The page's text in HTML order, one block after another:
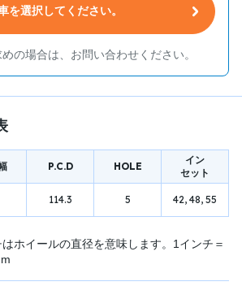
を選択してください。
の場合は、お問い合わせください。
P.C.D HOLE
イン
セット
114.3 5 42, 48, 55
はホイールの直径を意味します。1インチ＝